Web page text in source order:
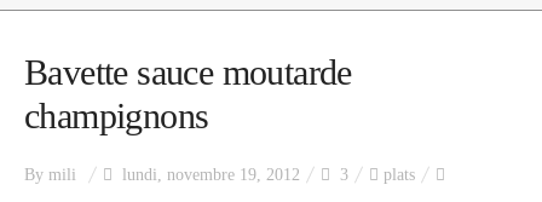
A propos
Bavette sauce moutarde
champignons
By mili lundi, novembre 19, 2012 3 plats